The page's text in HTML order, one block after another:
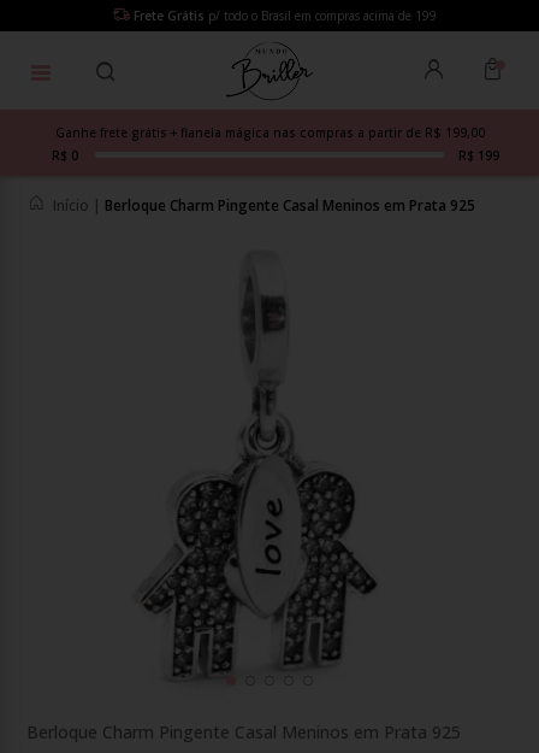
Frete Grátis p/ todo o Brasil em compras acima de 199
Ganhe frete grátis + flanela mágica nas compras a partir de R$ 199,00
R$ 0
R$ 199
Início | Berloque Charm Pingente Casal Meninos em Prata 925
Berloque Charm Pingente Casal Meninos em Prata 925